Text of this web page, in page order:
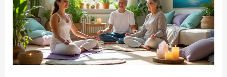
soi
grâce
à
l’énergie
et